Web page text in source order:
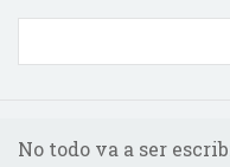
No todo va a ser